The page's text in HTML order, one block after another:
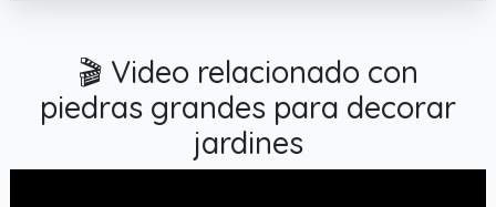
🎬 Video relacionado con
piedras grandes para decorar
jardines